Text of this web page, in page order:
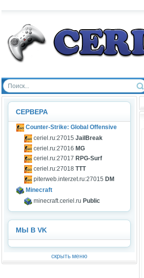
СЕРВЕРА
Counter-Strike: Global Offensive
ceriel.ru:27015 JailBreak
ceriel.ru:27016 MG
ceriel.ru:27017 RPG-Surf
ceriel.ru:27018 TTT
piterweb.interzet.ru:27015 DM
Minecraft
minecraft.ceriel.ru Public
МЫ В VK
скрыть меню